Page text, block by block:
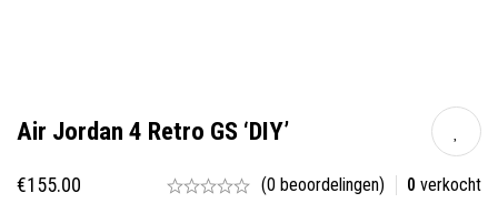
Air Jordan 4 Retro GS ‘DIY’
€155.00 (0 beoordelingen) 0 verkocht